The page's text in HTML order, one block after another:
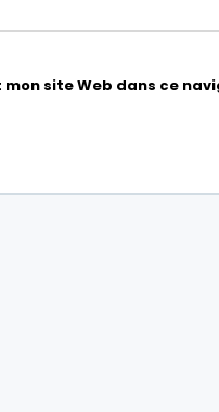
site Web dans ce